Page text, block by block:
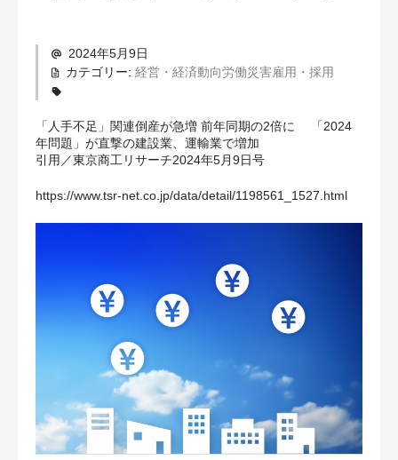
労災の給付について
補償の対象となる範囲
給付基礎日額・保険料
2024年5月9日
カテゴリー: 経営・経済動向労働災害雇用・採用
「人手不足」関連倒産が急増 前年同期の2倍に 「2024
年問題」が直撃の建設業、運輸業で増加
引用／東京商工リサーチ2024年5月9日号
https://www.tsr-net.co.jp/data/detail/1198561_1527.html